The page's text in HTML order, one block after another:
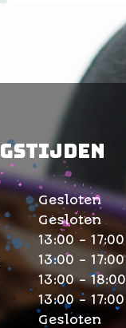
Gesloten
Gesloten
13:00 - 17:00
13:00 - 17:00
13:00 - 18:00
13:00 - 17:00
Gesloten